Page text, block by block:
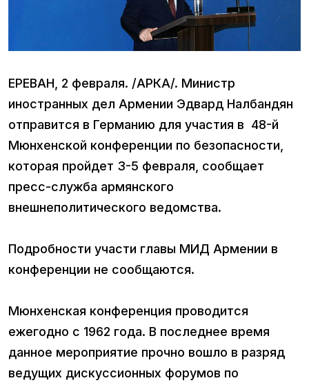
ЕРЕВАН, 2 февраля. /АРКА/. Министр
иностранных дел Армении Эдвард Налбандян
отправится в Германию для участия в 48-й
Мюнхенской конференции по безопасности,
которая пройдет 3-5 февраля, сообщает
пресс-служба армянского
внешнеполитического ведомства.
Подробности участи главы МИД Армении в
конференции не сообщаются.
Мюнхенская конференция проводится
ежегодно с 1962 года. В последнее время
данное мероприятие прочно вошло в разряд
ведущих дискуссионных форумов по